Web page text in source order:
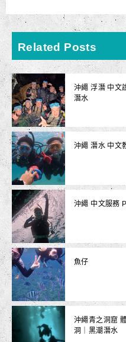
Related Posts
沖繩 浮潛 中文
潛水
沖繩 潛水 中文
沖繩 中文服務
魚仔
沖繩青之洞窟
洞｜黑潮潛水